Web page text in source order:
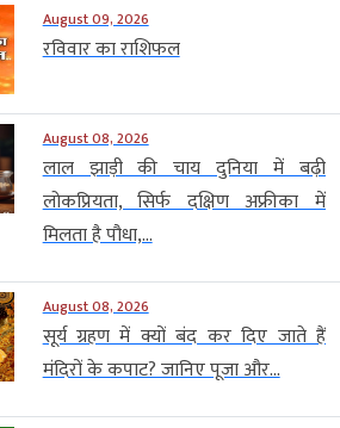
August 09, 2026
रविवार का राशिफल
August 08, 2026
लाल झाड़ी की चाय दुनिया में बढ़ी
लोकप्रियता, सिर्फ दक्षिण अफ्रीका में
मिलता है पौधा,...
August 08, 2026
सूर्य ग्रहण में क्यों बंद कर दिए जाते हैं
मंदिरों के कपाट? जानिए पूजा और...